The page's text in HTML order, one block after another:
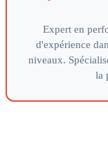
Expert en
d'expérience
niveaux.
la